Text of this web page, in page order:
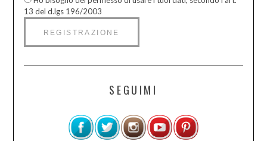
13 del d.lgs 196/2003
SEGUIMI